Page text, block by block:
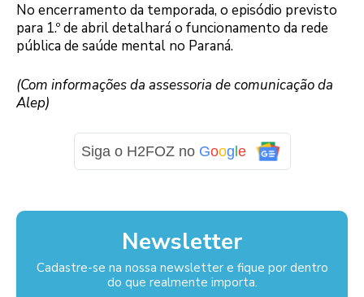
No encerramento da temporada, o episódio previsto
para 1.º de abril detalhará o funcionamento da rede
pública de saúde mental no Paraná.
(Com informações da assessoria de comunicação da
Alep)
Siga o H2FOZ no Goog e
Newsletter
Cadastre-se na nossa newsletter e fique por dentro
do que realmente importa.